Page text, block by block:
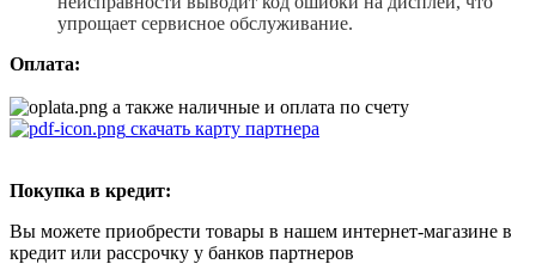
упрощает сервисное обслуживание.
Оплата:
а также наличные и оплата по счету
скачать карту партнера
Покупка в кредит:
Вы можете приобрести товары в нашем интернет-магазине в
кредит или рассрочку у банков партнеров